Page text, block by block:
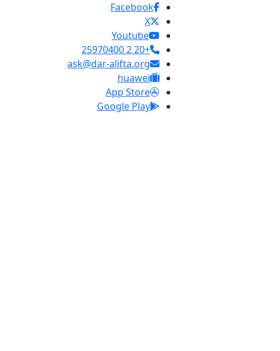
Facebook
X
Youtube
+20 2 25970400
ask@dar-alifta.org
huawei
App Store
Google Play